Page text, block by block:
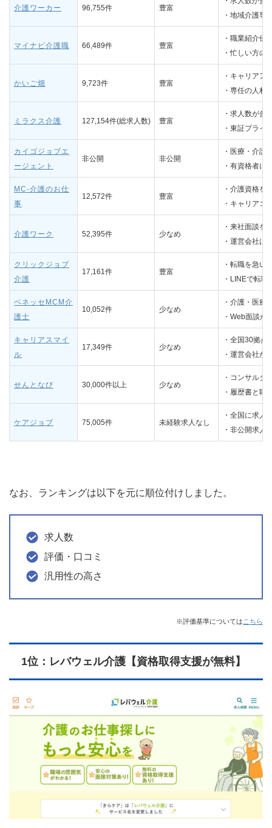
介護ワーカー 96,755件 豊富
・地域介護専
マイナビ介護職 66,489件 豊富
・職業紹介優
・忙しい方の
かいご畑 9,723件 豊富
・キャリアア
・専任の人材
ミラクス介護 127,154件(総求人数) 豊富
・求人数が多
・東証プライ
カイゴジョブエ
ージェント
非公開 非公開
・医療・介護
・有資格者に
MC-介護のお仕
事
12,572件 豊富
・介護資格を
・キャリアコ
介護ワーク 52,395件 少なめ
・来社面談を
・運営会社は
クリックジョブ
介護
17,161件 豊富
・転職を急い
・LINEで転
ベネッセMCM介
護士
10,052件 少なめ
・介護・医療
・Web面談が
キャリアスマイ
ル
17,349件 少なめ
・全国30拠点
・運営会社が
せんとなび 30,000件以上 少なめ
・コンサルタ
・履歴書と職
ケアジョブ 75,005件 未経験求人なし
・全国に求人
・非公開求人
なお、ランキングは以下を元に順位付けしました。
求人数
評価・口コミ
汎用性の高さ
※評価基準については こちら
1位：レバウェル介護【資格取得支援が無料】